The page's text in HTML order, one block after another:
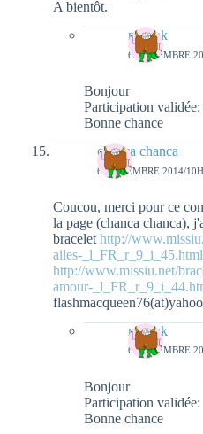
A bientôt.
natieak
6 NOVEMBRE
Bonjour
Participation validée:
Bonne chance
chanca chanca
6 NOVEMBRE 2014/
Coucou, merci pour ce
la page (chanca chanca),
bracelet http://
ailes-_l_FR_r_9_i_45.html
http://www.missiu.net/
amour-
natieak
6 NOVEMBRE
Bonjour
Participation validée:
Bonne chance